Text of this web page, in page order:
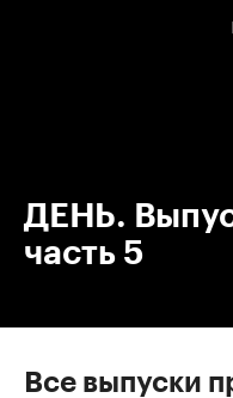
ДЕНЬ.
часть 5
Все выпуски